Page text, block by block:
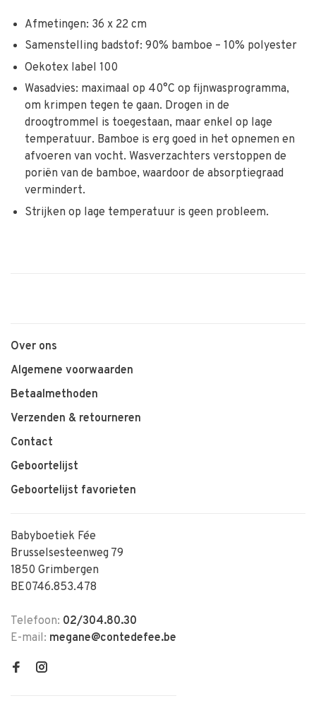
Afmetingen: 36 x 22 cm
Samenstelling badstof: 90% bamboe – 10% polyester
Oekotex label 100
Wasadvies: maximaal op 40°C op fijnwasprogramma,
om krimpen tegen te gaan. Drogen in de
droogtrommel is toegestaan, maar enkel op lage
temperatuur. Bamboe is erg goed in het opnemen en
afvoeren van vocht. Wasverzachters verstoppen de
poriën van de bamboe, waardoor de absorptiegraad
vermindert.
Strijken op lage temperatuur is geen probleem.
Over ons
Algemene voorwaarden
Betaalmethoden
Verzenden & retourneren
Contact
Geboortelijst
Geboortelijst favorieten
Babyboetiek Fée
Brusselsesteenweg 79
1850 Grimbergen
BE0746.853.478
Telefoon: 02/304.80.30
E-mail: megane@contedefee.be